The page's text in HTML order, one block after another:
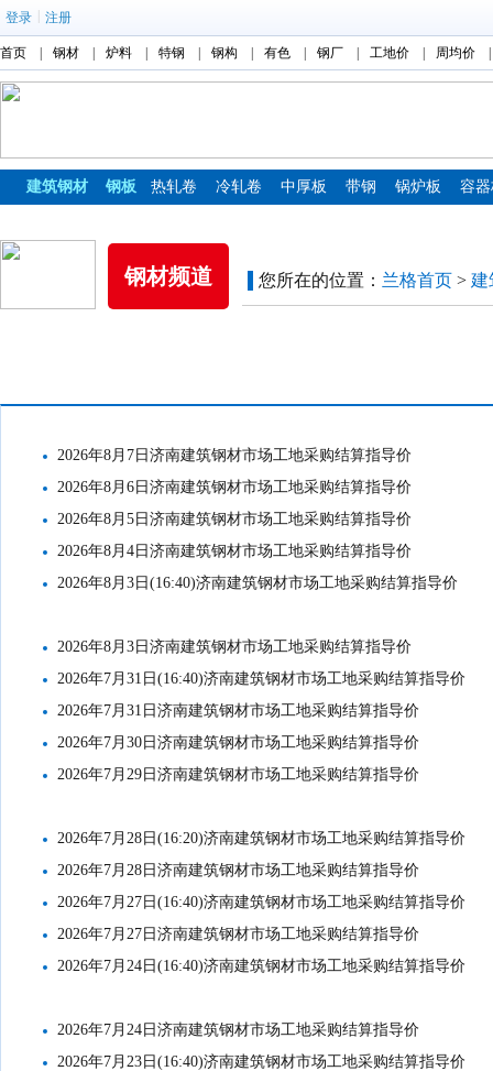
登录 注册
首页 钢材 炉料 特钢 钢构 有色 钢厂 工地价 周均价
建筑钢材 钢板 热轧卷 冷轧卷 中厚板 带钢 锅炉板 容
钢材频道 您所在的位置： 兰格首页 > 建
2026年8月7日济南建筑钢材市场工地采购结算指导价
2026年8月6日济南建筑钢材市场工地采购结算指导价
2026年8月5日济南建筑钢材市场工地采购结算指导价
2026年8月4日济南建筑钢材市场工地采购结算指导价
2026年8月3日(16:40)济南建筑钢材市场工地采购结算指导价
2026年8月3日济南建筑钢材市场工地采购结算指导价
2026年7月31日(16:40)济南建筑钢材市场工地采购结算指导价
2026年7月31日济南建筑钢材市场工地采购结算指导价
2026年7月30日济南建筑钢材市场工地采购结算指导价
2026年7月29日济南建筑钢材市场工地采购结算指导价
2026年7月28日(16:20)济南建筑钢材市场工地采购结算指导价
2026年7月28日济南建筑钢材市场工地采购结算指导价
2026年7月27日(16:40)济南建筑钢材市场工地采购结算指导价
2026年7月27日济南建筑钢材市场工地采购结算指导价
2026年7月24日(16:40)济南建筑钢材市场工地采购结算指导价
2026年7月24日济南建筑钢材市场工地采购结算指导价
2026年7月23日(16:40)济南建筑钢材市场工地采购结算指导价